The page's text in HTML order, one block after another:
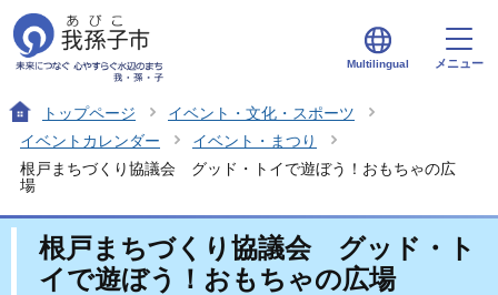
Multilingual メニュー
トップページ
イベント・文化・スポーツ
イベントカレンダー
イベント・まつり
根戸まちづくり協議会 グッド・トイで遊ぼう！おもちゃの広
場
根戸まちづくり協議会 グッド・ト
イで遊ぼう！おもちゃの広場